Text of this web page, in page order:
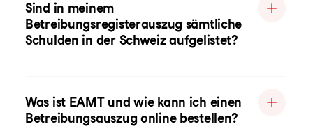
Sind in meinem
Betreibungsregisterauszug sämtliche
Schulden in der Schweiz aufgelistet?
Was ist EAMT und wie kann ich einen
Betreibungsauszug online bestellen?